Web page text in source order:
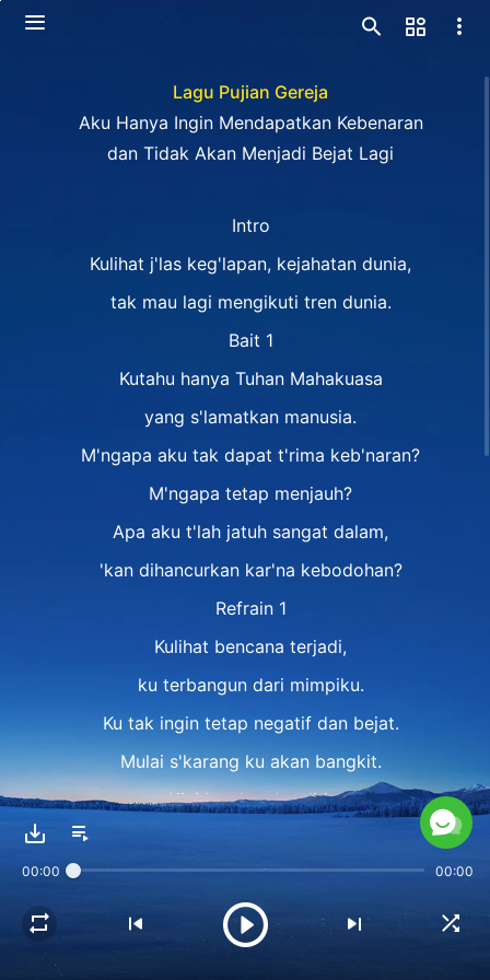
Lagu Pujian Gereja
Aku Hanya Ingin Mendapatkan Kebenaran
dan Tidak Akan Menjadi Bejat Lagi
Intro
Kulihat j'las keg'lapan, kejahatan dunia,
tak mau lagi mengikuti tren dunia.
Bait 1
Kutahu hanya Tuhan Mahakuasa
yang s'lamatkan manusia.
M'ngapa aku tak dapat t'rima keb'naran?
M'ngapa tetap menjauh?
Apa aku t'lah jatuh sangat dalam,
'kan dihancurkan kar'na kebodohan?
Refrain 1
Kulihat bencana terjadi,
ku terbangun dari mimpiku.
Ku tak ingin tetap negatif dan bejat.
Mulai s'karang ku akan bangkit.
Kini ku akan berdiri.
Ku tak 'kan jadi pengecut, tapi pejuang.
Bait 2
Ku hanya ingin dapat keb'naran,
berjuang bagi Kristus,
00:00 00:00